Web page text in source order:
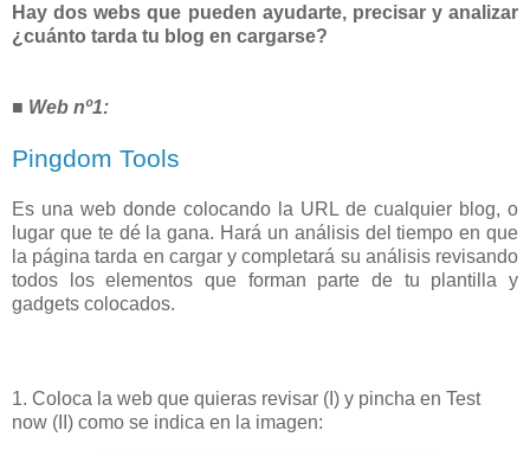
Hay dos webs que pueden ayudarte, precisar y analizar
¿cuánto tarda tu blog en cargarse?
■ Web nº1:
Pingdom Tools
Es una web donde colocando la URL de cualquier blog, o
lugar que te dé la gana. Hará un análisis del tiempo en que
la página tarda en cargar y completará su análisis revisando
todos los elementos que forman parte de tu plantilla y
gadgets colocados.
1. Coloca la web que quieras revisar (I) y pincha en Test
now (II) como se indica en la imagen: